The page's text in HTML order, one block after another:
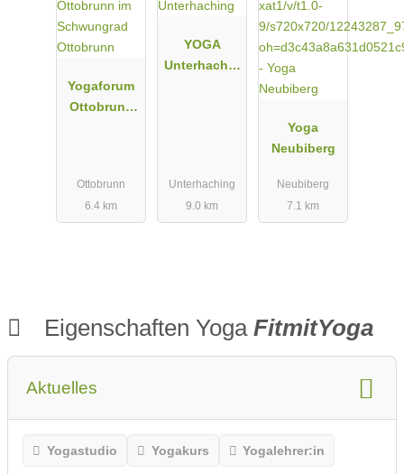
Yogaforum
Ottobrunn
Ottobrunn
6.4 km
YOGA
Unterhachin
Unterhaching
9.0 km
Yoga
Neubiberg
Neubiberg
7.1 km
Eigenschaften Yoga FitmitYoga
Aktuelles
Yogastudio Yogakurs Yogalehrer:in